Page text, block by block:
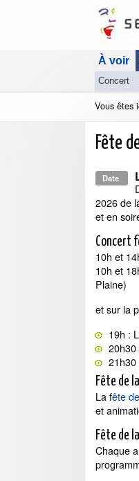
À voir
Concert
Vous êtes
Fête
Date
2026 de
et en
Concert
10h et
10h et
Plaine)
et sur la
19h :
Fête de
La fête
et
Fête de
Chaque